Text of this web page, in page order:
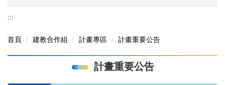
:::
首頁 建教合作組 計畫專區 計畫重要公告
計畫重要公告